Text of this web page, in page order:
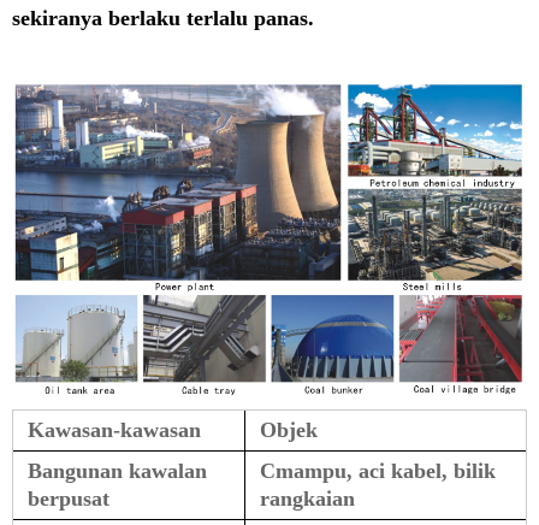
sekiranya berlaku terlalu panas.
Kawasan-kawasan
Objek
Bangunan kawalan
berpusat
Cmampu, aci kabel, bilik
rangkaian